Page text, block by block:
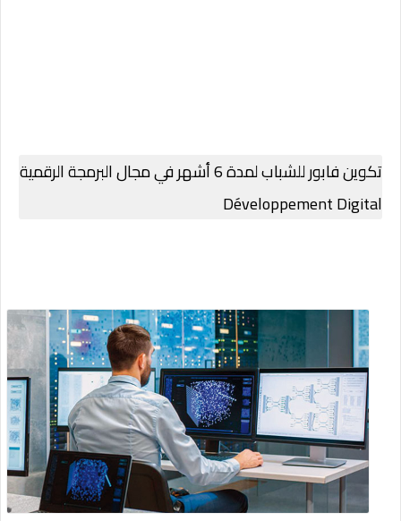
تكوين فابور للشباب لمدة 6 أشهر في مجال البرمجة الرقمية
Développement Digital